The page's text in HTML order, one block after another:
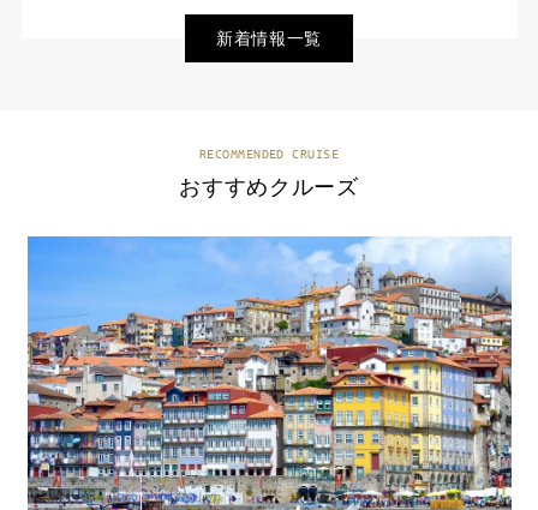
新着情報一覧
RECOMMENDED CRUISE
おすすめクルーズ